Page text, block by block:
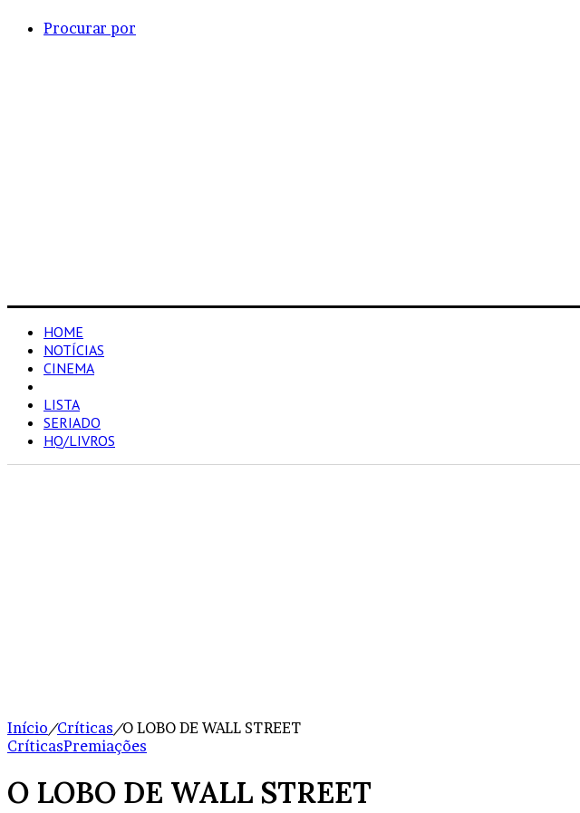
Procurar por
HOME
NOTÍCIAS
CINEMA
LISTA
SERIADO
HQ/LIVROS
Início/Críticas/O LOBO DE WALL STREET
CríticasPremiações
O LOBO DE WALL STREET